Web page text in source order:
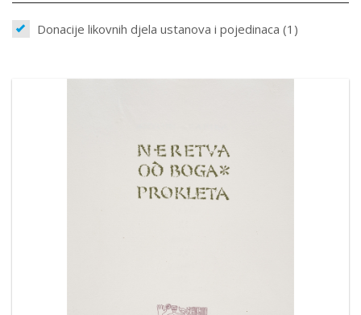
Donacije likovnih djela ustanova i pojedinaca (1)